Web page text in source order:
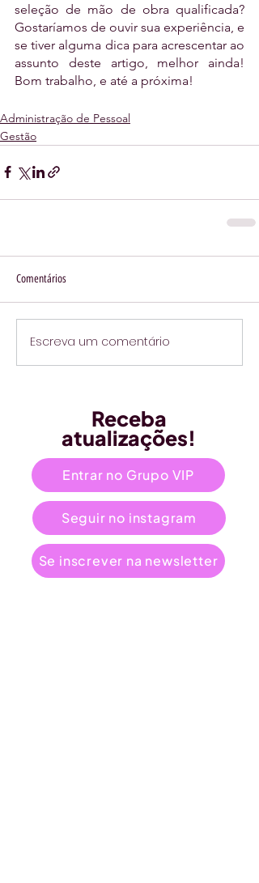
seleção de mão de obra qualificada?
Gostaríamos de ouvir sua experiência, e
se tiver alguma dica para acrescentar ao
assunto deste artigo, melhor ainda!
Bom trabalho, e até a próxima!
Administração de Pessoal
Gestão
Comentários
Escreva um comentário
Receba
atualizações!
Entrar no Grupo VIP
Seguir no instagram
Se inscrever na newsletter